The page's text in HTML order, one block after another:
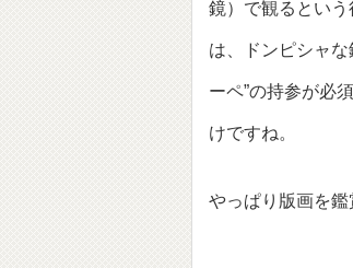
鏡）で観るとい
は、ドンピシャ
ーペ”の持参が必
けですね。
やっぱり版画を鑑